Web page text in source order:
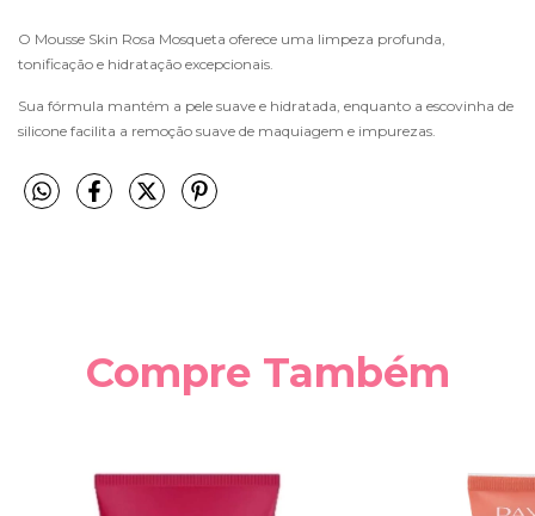
O Mousse Skin Rosa Mosqueta oferece uma limpeza profunda,
tonificação e hidratação excepcionais.
Sua fórmula mantém a pele suave e hidratada, enquanto a escovinha de
silicone facilita a remoção suave de maquiagem e impurezas.
Compre Também